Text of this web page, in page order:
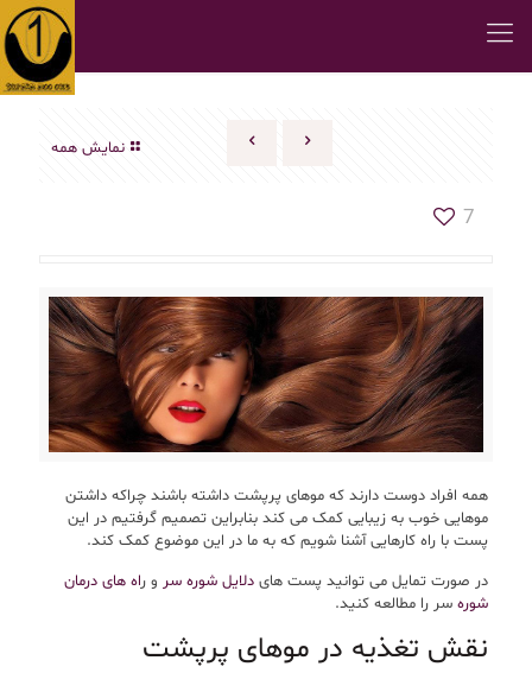
نمایش همه
7
همه افراد دوست دارند که موهای پرپشت داشته باشند چراکه داشتن
موهایی خوب به زیبایی کمک می کند بنابراین تصمیم گرفتیم در این
پست با راه کارهایی آشنا شویم که به ما در این موضوع کمک کند.
در صورت تمایل می توانید پست های دلایل شوره سرو راه های درمان
شورهسر را مطالعه کنید.
نقش تغذیه در موهای پرپشت